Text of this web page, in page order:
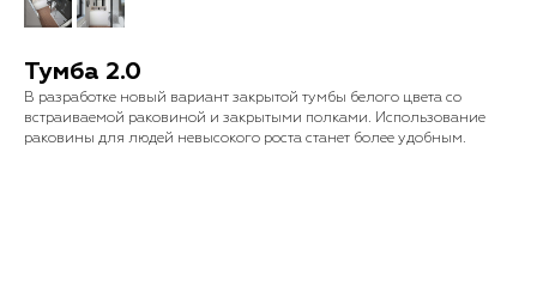
Тумба 2.0
В разработке новый вариант закрытой тумбы белого цвета со
встраиваемой раковиной и закрытыми полками. Использование
раковины для людей невысокого роста станет более удобным.